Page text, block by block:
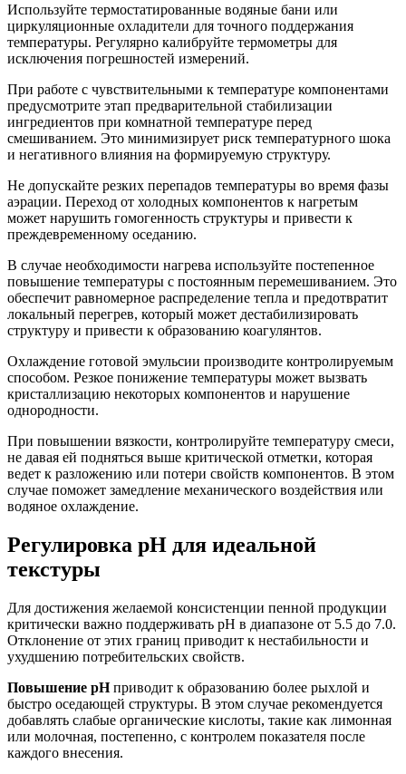
Используйте термостатированные водяные бани или
циркуляционные охладители для точного поддержания
температуры. Регулярно калибруйте термометры для
исключения погрешностей измерений.
При работе с чувствительными к температуре компонентами
предусмотрите этап предварительной стабилизации
ингредиентов при комнатной температуре перед
смешиванием. Это минимизирует риск температурного шока
и негативного влияния на формируемую структуру.
Не допускайте резких перепадов температуры во время фазы
аэрации. Переход от холодных компонентов к нагретым
может нарушить гомогенность структуры и привести к
преждевременному оседанию.
В случае необходимости нагрева используйте постепенное
повышение температуры с постоянным перемешиванием. Это
обеспечит равномерное распределение тепла и предотвратит
локальный перегрев, который может дестабилизировать
структуру и привести к образованию коагулянтов.
Охлаждение готовой эмульсии производите контролируемым
способом. Резкое понижение температуры может вызвать
кристаллизацию некоторых компонентов и нарушение
однородности.
При повышении вязкости, контролируйте температуру смеси,
не давая ей подняться выше критической отметки, которая
ведет к разложению или потери свойств компонентов. В этом
случае поможет замедление механического воздействия или
водяное охлаждение.
Регулировка pH для идеальной
текстуры
Для достижения желаемой консистенции пенной продукции
критически важно поддерживать pH в диапазоне от 5.5 до 7.0.
Отклонение от этих границ приводит к нестабильности и
ухудшению потребительских свойств.
Повышение pHприводит к образованию более рыхлой и
быстро оседающей структуры. В этом случае рекомендуется
добавлять слабые органические кислоты, такие как лимонная
или молочная, постепенно, с контролем показателя после
каждого внесения.